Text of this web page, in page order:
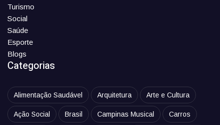
Turismo
Social
Saúde
Esporte
Blogs
Categorias
Alimentação Saudável Arquitetura Arte e Cultura
Ação Social Brasil Campinas Musical Carros